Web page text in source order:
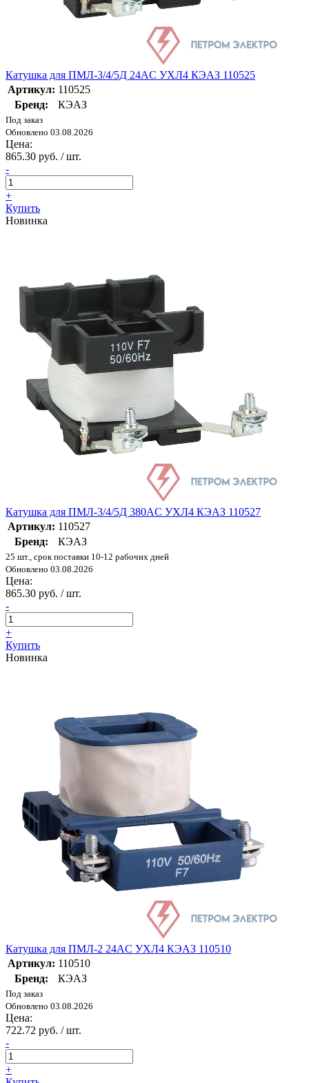
Катушка для ПМЛ-3/4/5Д 24AC УХЛ4 КЭАЗ 110525
Артикул: 110525
Бренд:
КЭАЗ
Под заказ
Обновлено 03.08.2026
Цена:
865.30 руб. / шт.
-
+
Купить
Новинка
Катушка для ПМЛ-3/4/5Д 380AC УХЛ4 КЭАЗ 110527
Артикул: 110527
Бренд:
КЭАЗ
25 шт., срок поставки 10-12 рабочих дней
Обновлено 03.08.2026
Цена:
865.30 руб. / шт.
-
+
Купить
Новинка
Катушка для ПМЛ-2 24AC УХЛ4 КЭАЗ 110510
Артикул: 110510
Бренд:
КЭАЗ
Под заказ
Обновлено 03.08.2026
Цена:
722.72 руб. / шт.
-
+